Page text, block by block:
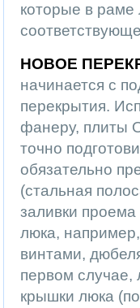
которые в раме
НОВОЕ
начинается с
перекрытия.
фанеру, плиты
точно
обязательно
(стальная
заливки
люка,
винтами,
первом случае,
крышки люка